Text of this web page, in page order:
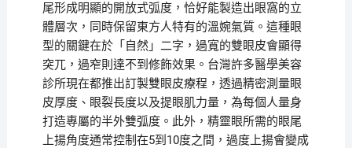
尾形成明顯的開放式弧度，恰好能製造出眼窩的立
體層次，同時保留東方人特有的溫婉氣質。這種眼
型的關鍵在於「自然」二字，過寬的雙眼皮會顯得
突兀，過窄則達不到修飾效果。台灣許多醫學美容
診所現在都推出訂製雙眼皮療程，透過精密測量眼
皮厚度、眼裂長度以及提眼肌力量，為每個人量身
打造專屬的半外雙弧度。此外，精靈眼所需的眼尾
上揚角度通常控制在5到10度之間，過度上揚會變成